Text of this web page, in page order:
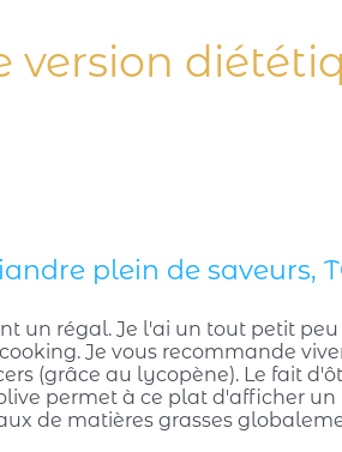
plein de saveurs,
un régal. Je l'ai un tout petit
Je vous recommande
(grâce au lycopène). Le fait
permet à ce plat d'afficher
de matières grasses